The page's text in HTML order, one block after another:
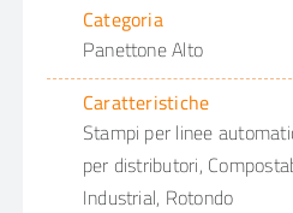
Categoria
Panettone Alto
Caratteristiche
Stampi per linee
per distributori,
Industrial, Rotondo